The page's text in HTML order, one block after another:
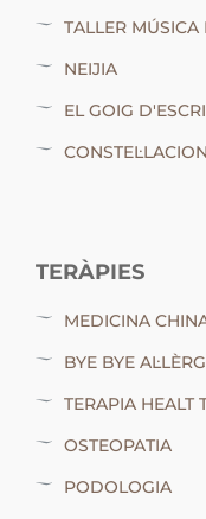
TALLER MÚSICA
NEIJIA
EL GOIG
TERÀPIES
MEDICINA
BYE BYE
TERAPIA HEALT
OSTEOPATIA
PODOLOGIA